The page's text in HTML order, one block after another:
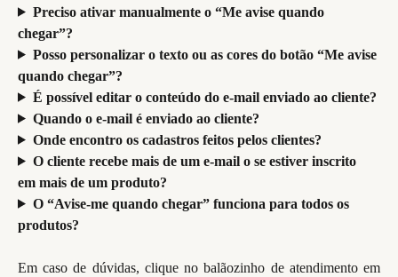
Preciso ativar manualmente o “Me avise quando
chegar”?
Posso personalizar o texto ou as cores do botão “Me avise
quando chegar”?
É possível editar o conteúdo do e-mail enviado ao cliente?
Quando o e-mail é enviado ao cliente?
Onde encontro os cadastros feitos pelos clientes?
O cliente recebe mais de um e-mail o se estiver inscrito
em mais de um produto?
O “Avise-me quando chegar” funciona para todos os
produtos?
Em caso de dúvidas, clique no balãozinho de atendimento em